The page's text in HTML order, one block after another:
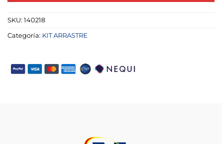
SKU: 140218
Categoría: KIT ARRASTRE